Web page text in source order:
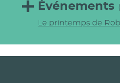
Événements
Le printemps de